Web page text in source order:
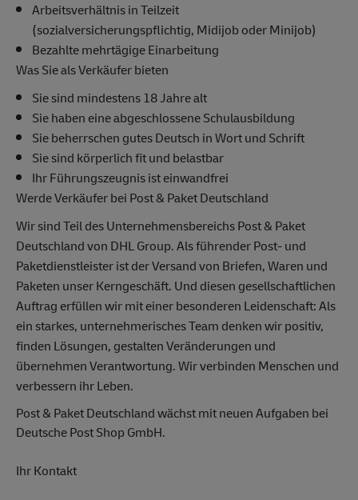
Arbeitsverhältnis in Teilzeit
(sozialversicherungspflichtig, Midijob oder Minijob)
Bezahlte mehrtägige Einarbeitung
Was Sie als Verkäufer bieten
Sie sind mindestens 18 Jahre alt
Sie haben eine abgeschlossene Schulausbildung
Sie beherrschen gutes Deutsch in Wort und Schrift
Sie sind körperlich fit und belastbar
Ihr Führungszeugnis ist einwandfrei
Werde Verkäufer bei Post & Paket Deutschland
Wir sind Teil des Unternehmensbereichs Post & Paket
Deutschland von DHL Group. Als führender Post- und
Paketdienstleister ist der Versand von Briefen, Waren und
Paketen unser Kerngeschäft. Und diesen gesellschaftlichen
Auftrag erfüllen wir mit einer besonderen Leidenschaft: Als
ein starkes, unternehmerisches Team denken wir positiv,
finden Lösungen, gestalten Veränderungen und
übernehmen Verantwortung. Wir verbinden Menschen und
verbessern ihr Leben.
Post & Paket Deutschland wächst mit neuen Aufgaben bei
Deutsche Post Shop GmbH.
Ihr Kontakt